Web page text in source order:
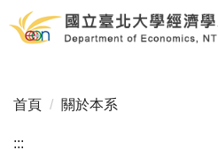
跳
到
內
區
首頁 關於本系
:::